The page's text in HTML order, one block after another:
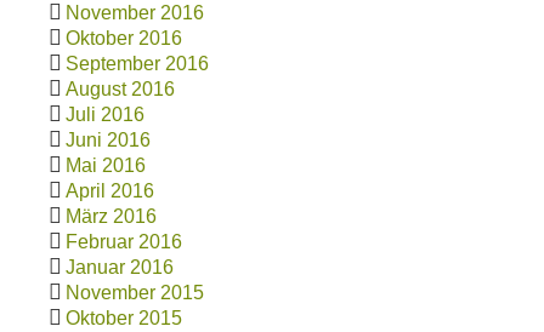
November 2016
Oktober 2016
September 2016
August 2016
Juli 2016
Juni 2016
Mai 2016
April 2016
März 2016
Februar 2016
Januar 2016
November 2015
Oktober 2015